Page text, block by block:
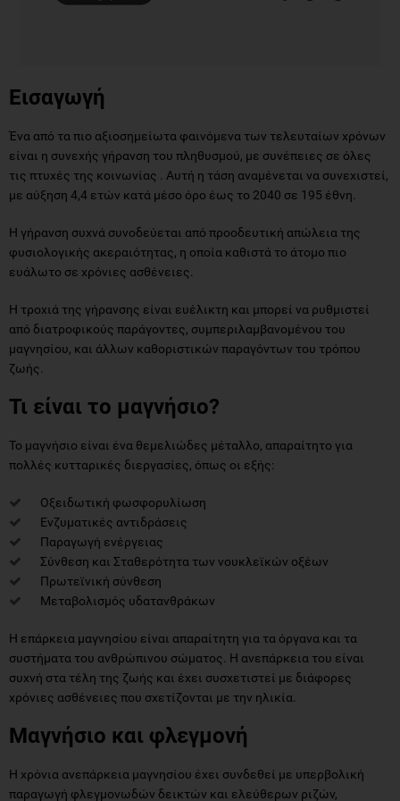
Εισαγωγή
Ένα από τα πιο αξιοσημείωτα φαινόμενα των τελευταίων χρόνων
είναι η συνεχής γήρανση του πληθυσμού, με συνέπειες σε όλες
τις πτυχές της κοινωνίας . Αυτή η τάση αναμένεται να συνεχιστεί,
με αύξηση 4,4 ετών κατά μέσο όρο έως το 2040 σε 195 έθνη.
Η γήρανση συχνά συνοδεύεται από προοδευτική απώλεια της
φυσιολογικής ακεραιότητας, η οποία καθιστά το άτομο πιο
ευάλωτο σε χρόνιες ασθένειες.
Η τροχιά της γήρανσης είναι ευέλικτη και μπορεί να ρυθμιστεί
από διατροφικούς παράγοντες, συμπεριλαμβανομένου του
μαγνησίου, και άλλων καθοριστικών παραγόντων του τρόπου
ζωής.
Τι είναι το μαγνήσιο?
Το μαγνήσιο είναι ένα θεμελιώδες μέταλλο, απαραίτητο για
πολλές κυτταρικές διεργασίες, όπως οι εξής:
Οξειδωτική φωσφορυλίωση
Ενζυματικές αντιδράσεις
Παραγωγή ενέργειας
Σύνθεση και Σταθερότητα των νουκλεϊκών οξέων
Πρωτεϊνική σύνθεση
Μεταβολισμός υδατανθράκων
Η επάρκεια μαγνησίου είναι απαραίτητη για τα όργανα και τα
συστήματα του ανθρώπινου σώματος. Η ανεπάρκεια του είναι
συχνή στα τέλη της ζωής και έχει συσχετιστεί με διάφορες
χρόνιες ασθένειες που σχετίζονται με την ηλικία.
Μαγνήσιο και φλεγμονή
Η χρόνια ανεπάρκεια μαγνησίου έχει συνδεθεί με υπερβολική
παραγωγή φλεγμονωδών δεικτών και ελεύθερων ριζών,